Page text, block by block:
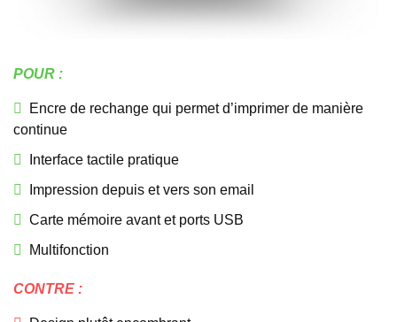
POUR :
Encre de rechange qui permet d’imprimer de manière
continue
Interface tactile pratique
Impression depuis et vers son email
Carte mémoire avant et ports USB
Multifonction
CONTRE :